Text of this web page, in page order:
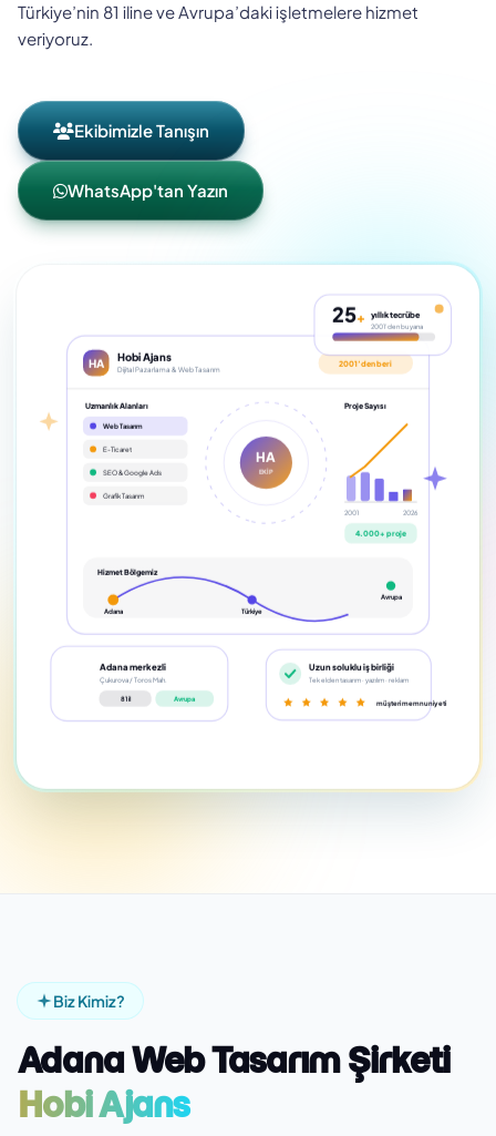
Türkiye’nin 81 iline ve Avrupa’daki işletmelere hizmet
veriyoruz.
Ekibimizle Tanışın
WhatsApp'tan Yazın
HA Hobi Ajans
Dijital Pazarlama & Web Tasarım
2001’den beri
HA
EKİP
SM
Adana Türkiye
Avrupa
25+ yıllık tecrübe
2001’den bu yana
Çukurova / Toros Mah.
81 il Avrupa
Uzun soluklu iş birliği
Tek elden tasarım · yazılım · reklam
müşteri memnuniyeti
Biz Kimiz?
Adana Web Tasarım Şirketi
Hobi Ajans